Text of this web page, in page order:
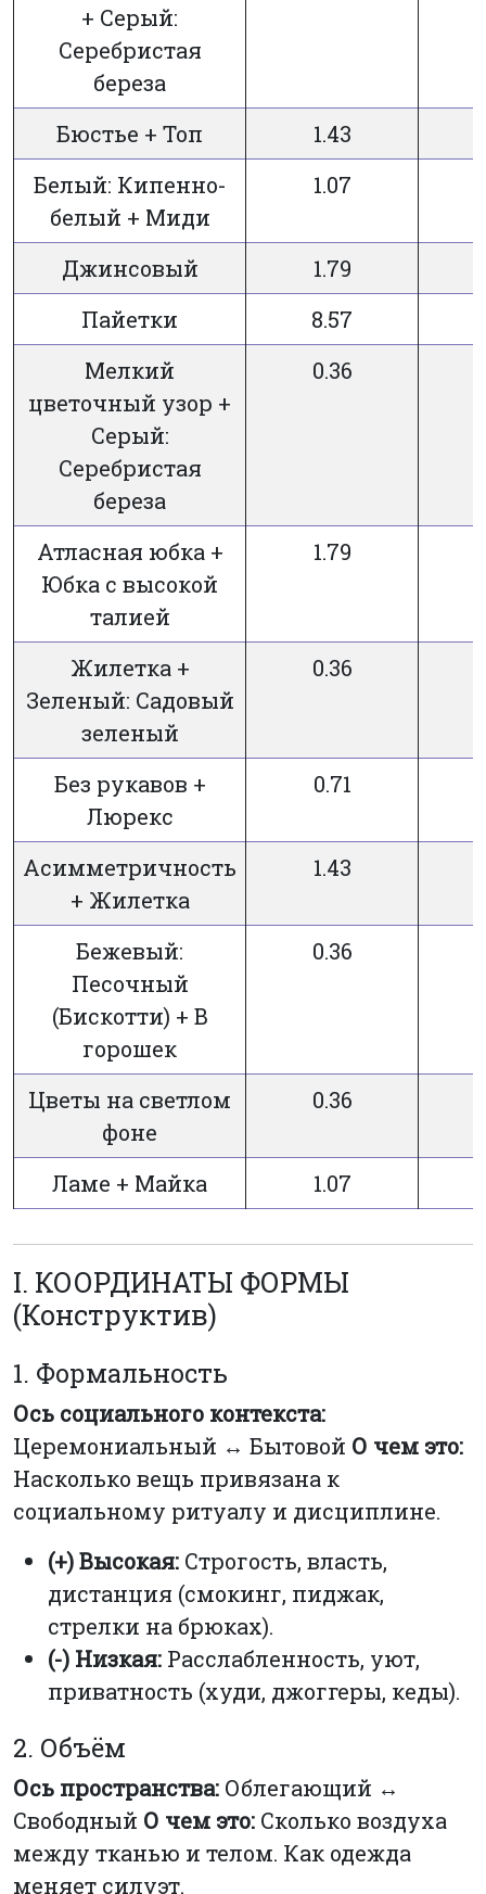
+ Серый:
Серебристая
береза
Бюстье + Топ 1.43
Белый: Кипенно-
белый + Миди
1.07
Джинсовый 1.79
Пайетки
8.57
Мелкий
цветочный узор +
Серый:
Серебристая
береза
0.36
Атласная юбка +
Юбка с высокой
талией
1.79
Жилетка +
Зеленый: Садовый
зеленый
0.36
Без рукавов +
Люрекс
0.71
Асимметричность
+ Жилетка
1.43
Бежевый:
Песочный
(Бискотти) + В
горошек
0.36
Цветы на светлом
фоне
0.36
Ламе + Майка 1.07
I. КООРДИНАТЫ ФОРМЫ
(Конструктив)
1. Формальность
Ось социального контекста:
Церемониальный ↔ Бытовой О чем это:
Насколько вещь привязана к
социальному ритуалу и дисциплине.
(+) Высокая: Строгость, власть,
дистанция (смокинг, пиджак,
стрелки на брюках).
(-) Низкая: Расслабленность, уют,
приватность (худи, джоггеры, кеды).
2. Объём
Ось пространства: Облегающий ↔
Свободный О чем это: Сколько воздуха
между тканью и телом. Как одежда
меняет силуэт.